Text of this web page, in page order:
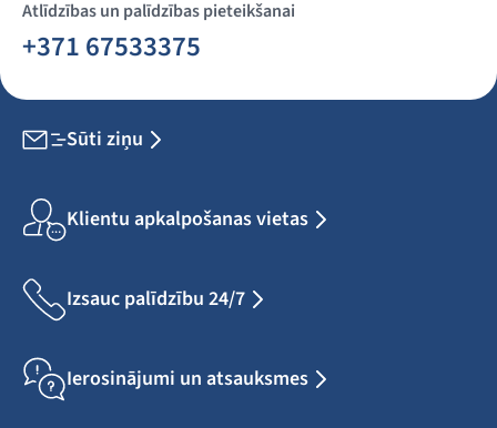
Atlīdzības un palīdzības pieteikšanai
+371 67533375
Sūti ziņu
Klientu apkalpošanas vietas
Izsauc palīdzību 24/7
Ierosinājumi un atsauksmes